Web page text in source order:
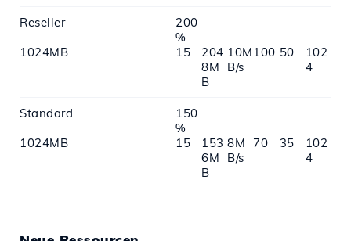
Reseller
200
%
1024MB
15
204
8M
B
10M
B/s
100 50
102
4
Standard
150
%
1024MB
15
153
6M
B
8M
B/s
70 35
102
4